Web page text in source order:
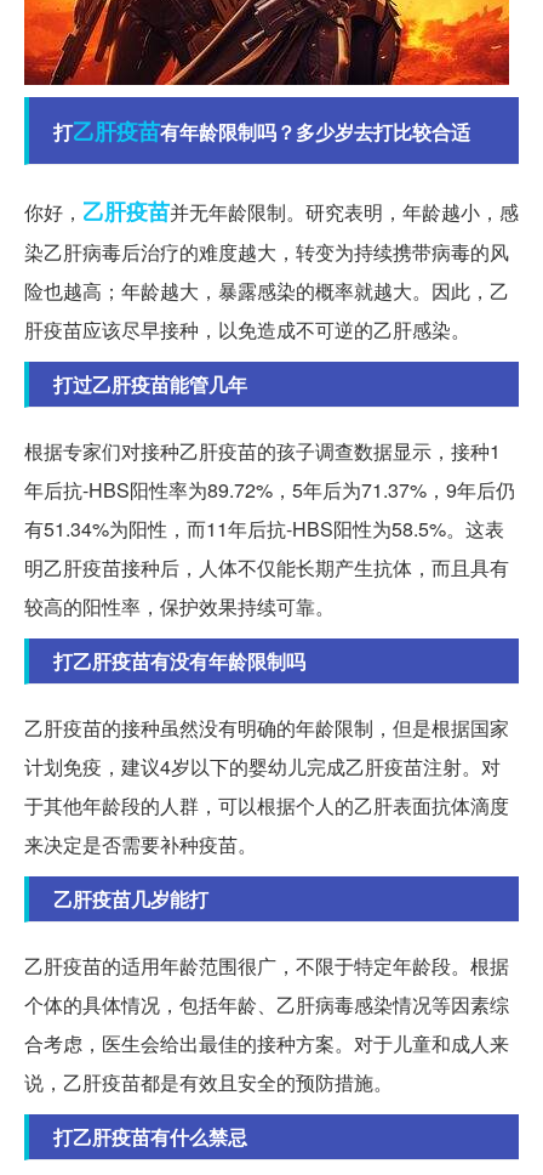
打乙肝疫苗有年龄限制吗？多少岁去打比较合适
你好， 乙肝疫苗并无年龄限制。研究表明，年龄越小，感
染乙肝病毒后治疗的难度越大，转变为持续携带病毒的风
险也越高；年龄越大，暴露感染的概率就越大。因此，乙
肝疫苗应该尽早接种，以免造成不可逆的乙肝感染。
打过乙肝疫苗能管几年
根据专家们对接种乙肝疫苗的孩子调查数据显示，接种1
年后抗-HBS阳性率为89.72%，5年后为71.37%，9年后仍
有51.34%为阳性，而11年后抗-HBS阳性为58.5%。这表
明乙肝疫苗接种后，人体不仅能长期产生抗体，而且具有
较高的阳性率，保护效果持续可靠。
打乙肝疫苗有没有年龄限制吗
乙肝疫苗的接种虽然没有明确的年龄限制，但是根据国家
计划免疫，建议4岁以下的婴幼儿完成乙肝疫苗注射。对
于其他年龄段的人群，可以根据个人的乙肝表面抗体滴度
来决定是否需要补种疫苗。
乙肝疫苗几岁能打
乙肝疫苗的适用年龄范围很广，不限于特定年龄段。根据
个体的具体情况，包括年龄、乙肝病毒感染情况等因素综
合考虑，医生会给出最佳的接种方案。对于儿童和成人来
说，乙肝疫苗都是有效且安全的预防措施。
打乙肝疫苗有什么禁忌